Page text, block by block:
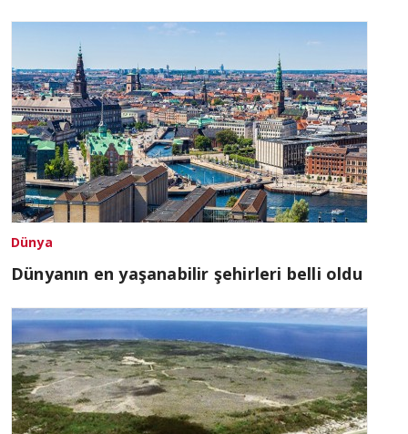
Dünya
Dünyanın en yaşanabilir şehirleri belli oldu